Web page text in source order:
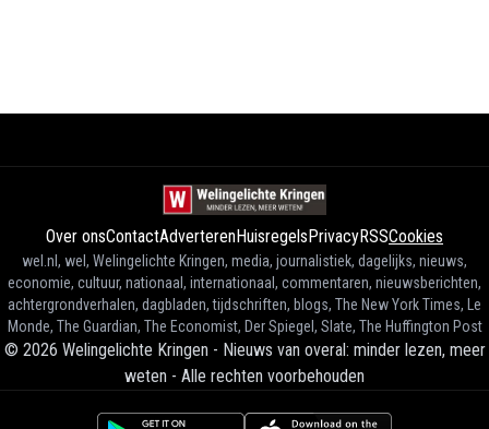
Over onsContactAdverterenHuisregelsPrivacyRSSCookies
wel.nl, wel, Welingelichte Kringen, media, journalistiek, dagelijks, nieuws,
economie, cultuur, nationaal, internationaal, commentaren, nieuwsberichten,
achtergrondverhalen, dagbladen, tijdschriften, blogs, The New York Times, Le
Monde, The Guardian, The Economist, Der Spiegel, Slate, The Huffington Post
© 2026 Welingelichte Kringen - Nieuws van overal: minder lezen, meer
weten - Alle rechten voorbehouden